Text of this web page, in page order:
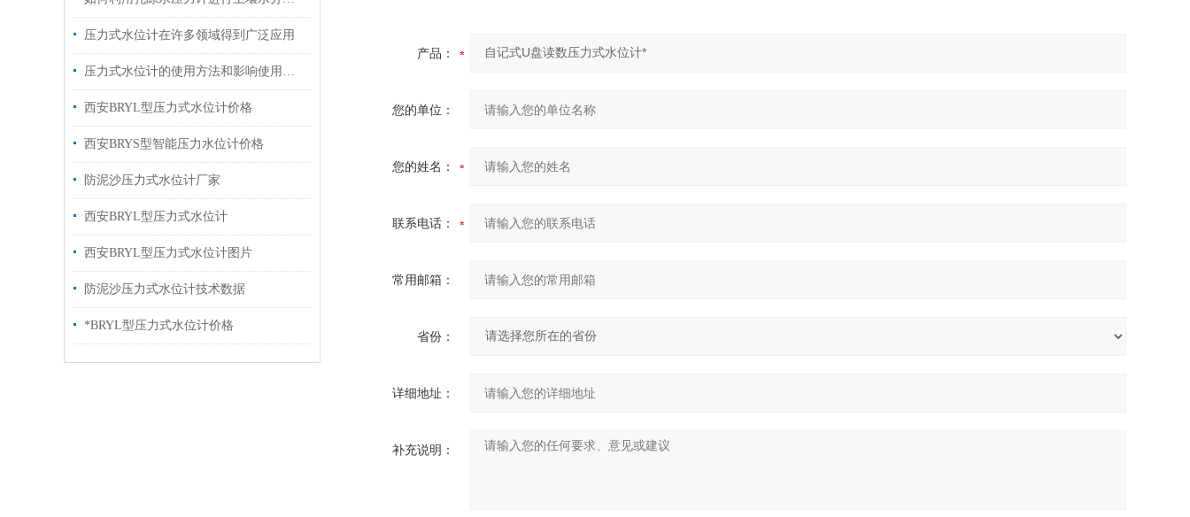
压力式水位计在许多领域得到广泛应用
压力式水位计的使用方法和影响使用寿命短长短的因素
西安BRYL型压力式水位计价格
西安BRYS型智能压力水位计价格
防泥沙压力式水位计厂家
西安BRYL型压力式水位计
西安BRYL型压力式水位计图片
防泥沙压力式水位计技术数据
*BRYL型压力式水位计价格
产品：
您的单位：
您的姓名：
联系电话：
常用邮箱：
省份：
详细地址：
补充说明：